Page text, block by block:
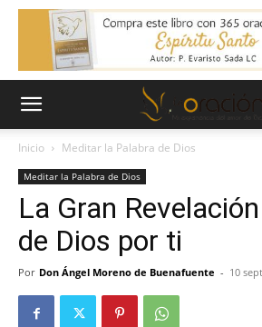
Inicio Meditar la Palabra de Dios
Meditar la Palabra de Dios
La Gran
de Dios por ti
Por Don Ángel Moreno de Buenafuente - 10